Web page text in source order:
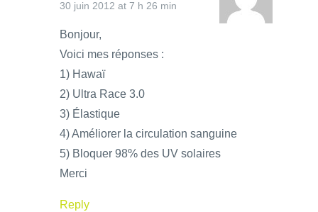
30 juin 2012 at 7 h 26 min
Bonjour,
Voici mes réponses :
1) Hawaï
2) Ultra Race 3.0
3) Élastique
4) Améliorer la circulation sanguine
5) Bloquer 98% des UV solaires
Merci
Reply